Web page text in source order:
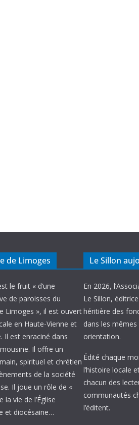
de Limoges
le fruit « d’une
de paroisses du
Limoges », il est ouvert
en Haute-Vienne et
Il est enraciné dans
Il offre un
spirituel et chrétien
de la société
Il joue un rôle de «
la vie de l’Église
et diocésaine…
Le Sillon
En 2026,
Le Sillon,
héritière des
dans les
orientation.
Édité chaque
l’histoire locale
chacun des
communautés
l’éditent.